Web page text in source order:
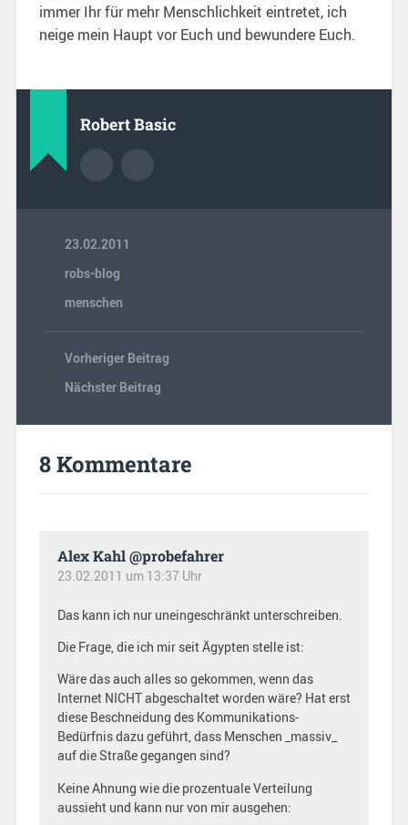
immer Ihr für mehr Menschlichkeit eintretet, ich
neige mein Haupt vor Euch und bewundere Euch.
Robert Basic
23.02.2011
robs-blog
menschen
Vorheriger Beitrag
Nächster Beitrag
8 Kommentare
Alex Kahl @probefahrer
23.02.2011 um 13:37 Uhr
Das kann ich nur uneingeschränkt unterschreiben.
Die Frage, die ich mir seit Ägypten stelle ist:
Wäre das auch alles so gekommen, wenn das
Internet NICHT abgeschaltet worden wäre? Hat erst
diese Beschneidung des Kommunikations-
Bedürfnis dazu geführt, dass Menschen _massiv_
auf die Straße gegangen sind?
Keine Ahnung wie die prozentuale Verteilung
aussieht und kann nur von mir ausgehen: